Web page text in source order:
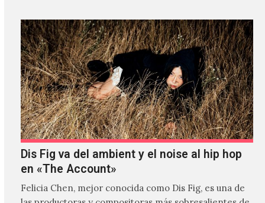
Dis Fig va del ambient y el noise al hip hop
en «The Account»
Felicia Chen, mejor conocida como Dis Fig, es una de